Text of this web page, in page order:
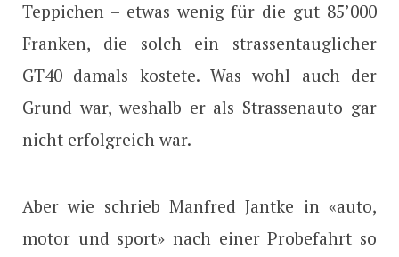
Teppichen – etwas wenig für die gut 85’000
Franken, die solch ein strassentauglicher
GT40 damals kostete. Was wohl auch der
Grund war, weshalb er als Strassenauto gar
nicht erfolgreich war.
Aber wie schrieb Manfred Jantke in «auto,
motor und sport» nach einer Probefahrt so